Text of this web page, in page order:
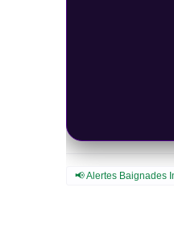
📢 Alertes Baignades